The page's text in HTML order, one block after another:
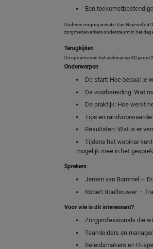
Een
Ouderenzorgorganisatie Van Neynsel uit
zorgmedewerkers ondersteunt in het
Terugkijken
De opname van het webinar op 30 januri
Onderwerpen
De start: Hoe bepaal je
De voorbereiding: Wat
De praktijk: Hoe werkt
Tips en
Resultaten: Wat is er
Tijdens het webinar
mogelijk mee in het
Sprekers
Jeroen van Bommel –
Robert Boelhouwer –
Voor wie is dit interessant?
Zorgprofessionals die
Teamleiders en
Beleidsmakers en IT-